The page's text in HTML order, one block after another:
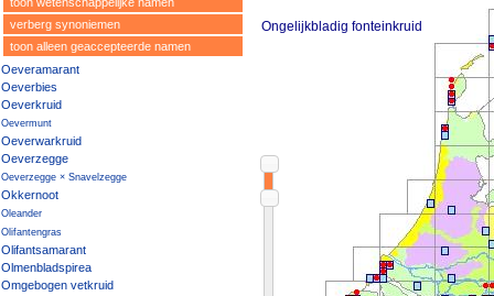
verberg synoniemen
toon alleen geaccepteerde namen
Oeveramarant
Oeverbies
Oeverkruid
Oevermunt
Oeverwarkruid
Oeverzegge
Oeverzegge × Snavelzegge
Okkernoot
Oleander
Olifantengras
Olifantsamarant
Olmenbladspirea
Omgebogen vetkruid
Ongelijkbladig fonteinkruid